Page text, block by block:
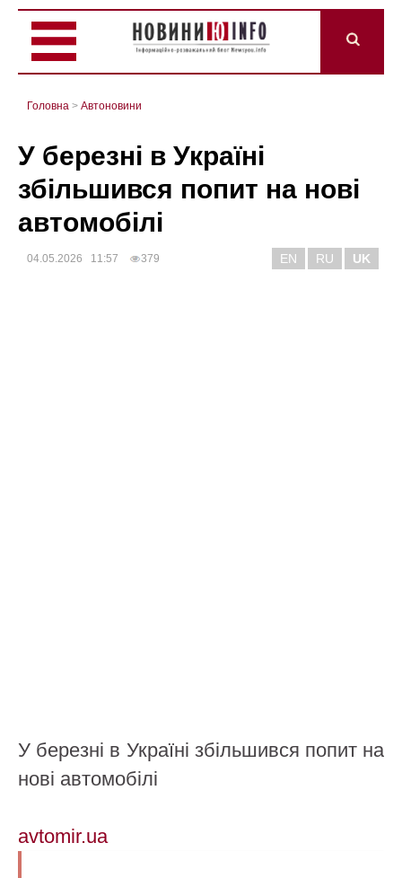
Головна > Автоновини
У березні в Україні
збільшився попит на нові
автомобілі
04.05.2026 11:57 379 EN RU UK
У березні в Україні збільшився попит на
нові автомобілі
avtomir.ua